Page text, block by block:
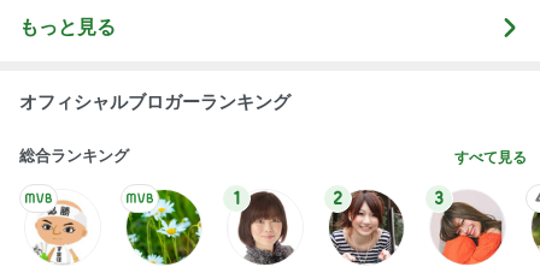
もっと見る
オフィシャルブロガーランキング
総合ランキング すべて見る
1 2 3